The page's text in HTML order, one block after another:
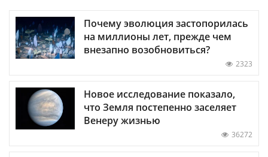
Почему эволюция застопорилась
на миллионы лет, прежде чем
внезапно возобновиться?
2323
Новое исследование показало,
что Земля постепенно заселяет
Венеру жизнью
36272